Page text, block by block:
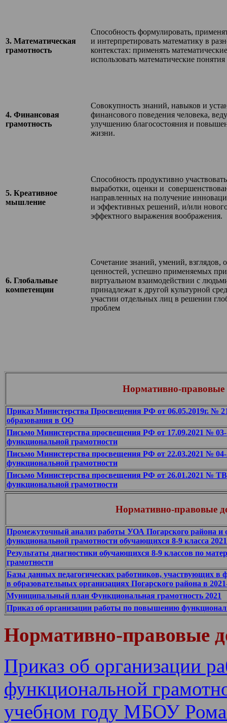
​3. Математическая
грамотность​
​Способность формулировать,
и интерпретировать математику в
контекстах: применять
использовать математические
​4. Финансовая
грамотность​
​Совокупность знаний, навыков и
финансового поведения человека,
улучшению благосостояния и
жизни.
​5. Креативное
мышление
​Способность продуктивно
выработки, оценки и
направленных на получение
и эффективных решений, и/или
эффектного выражения воображения.
​6. Глобальные
компетенции
​Сочетание знаний, умений, взглядов,
ценностей, успешно применяемых
виртуальном взаимодействии с
принадлежат к другой культурной
участии отдельных лиц в решении
проблем​
Нормативно-правовые
Приказ Министерства Просвещения РФ от 06.05.2019г. №
образования в ОО
Письмо Министерства просвещения РФ от 17.09.2021 №
функциональной грамотности
Письмо Министерства просвещения РФ от 22.03.2021 №
функциональной грамотности
Письмо Министерства просвещения РФ от 26.01.2021 №
функциональной грамотности
Нормативно-правовые
Промежуточный анализ работы УОА Погарского района и
функциональной грамотности обучающихся 8-9 класса
Результаты диагностики обучающихся 8-9 классов по
грамотности
Базы данных педагогических работников, участвующих
в образовательных организациях Погарского района в
Муниципальный план Функциональная грамотность 2021
Приказ об организации работы по повышению
Нормативно-правовые
Приказ об организации
функциональной
учебном году МБОУ